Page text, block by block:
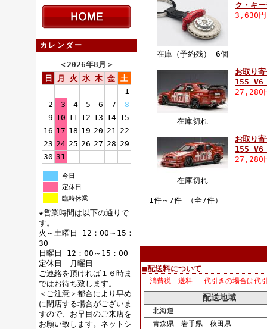
カレンダー
＜2026年8月 ＞
日
月 火 水 木 金 土
1
2
3 4 5 6 7
8
9 10 11 12 13 14 15
16 17 18 19 20 21 22
23 24 25 26 27 28 29
30 31
今日
定休日
臨時休業
★営業時間は以下の通りで
す。
火～土曜日 12：00～15：
30
日曜日 12：00～15：00
定休日 月曜日
ご連絡を頂ければ１６時ま
ではお待ち致します。
＜ご注意＞都合により早め
に閉店する場合がございま
すので、お早目のご来店を
お願い致します。ネットシ
在庫（予約残） 6個
ク・キ
3,630
在庫切れ
お取り
155 V6
27,280
在庫切れ
お取り
155 V6
27,280
1件～7件 （全7件）
■配送料について
消費税 送料 代引きの場合は代引
配送地域
北海道
青森県 岩手県 秋田県